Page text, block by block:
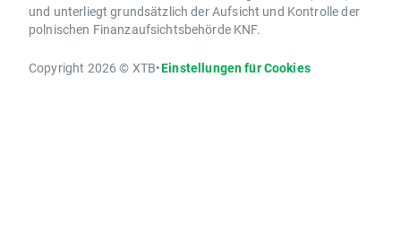
und unterliegt grundsätzlich der Aufsicht und Kontrolle der
polnischen Finanzaufsichtsbehörde KNF.
Copyright 2026 © XTB•Einstellungen für Cookies